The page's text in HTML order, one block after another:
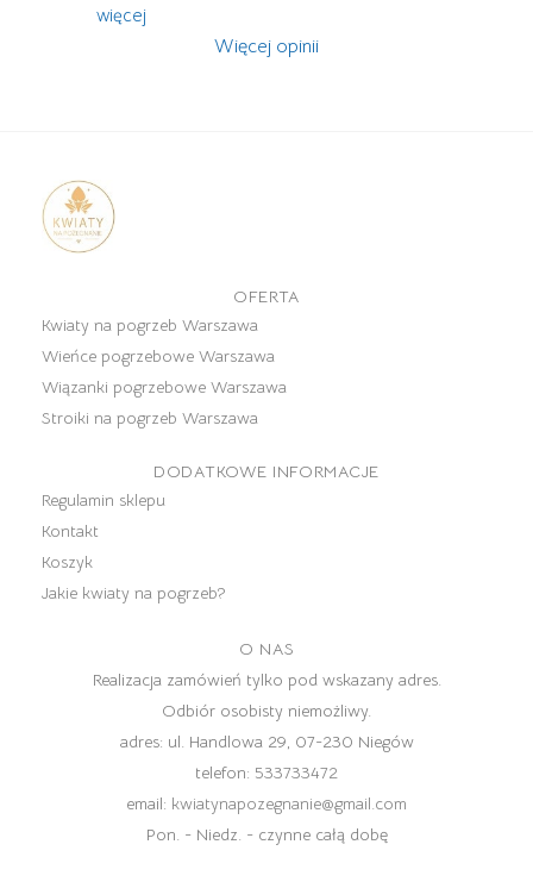
więcej
Więcej opinii
OFERTA
Kwiaty na pogrzeb Warszawa
Wieńce pogrzebowe Warszawa
Wiązanki pogrzebowe Warszawa
Stroiki na pogrzeb Warszawa
DODATKOWE INFORMACJE
Regulamin sklepu
Kontakt
Koszyk
Jakie kwiaty na pogrzeb?
O NAS
Realizacja zamówień tylko pod wskazany adres.
Odbiór osobisty niemożliwy.
adres: ul. Handlowa 29, 07-230 Niegów
telefon: 533733472
email: kwiatynapozegnanie@gmail.com
Pon. - Niedz. - czynne całą dobę